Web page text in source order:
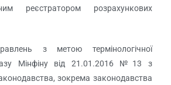
реєстратором розрахункових
з метою термінологічної
Мінфіну від 21.01.2016 №13 з
зокрема законодавства